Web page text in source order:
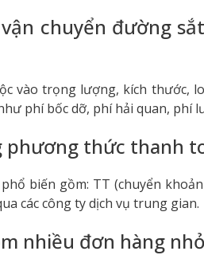
chuyển đường
vào trọng lượng, kích thước,
phí bốc dỡ, phí hải quan, phí
phương thức thanh
biến gồm: TT (chuyển
các công ty dịch vụ trung gian.
nhiều đơn hàng